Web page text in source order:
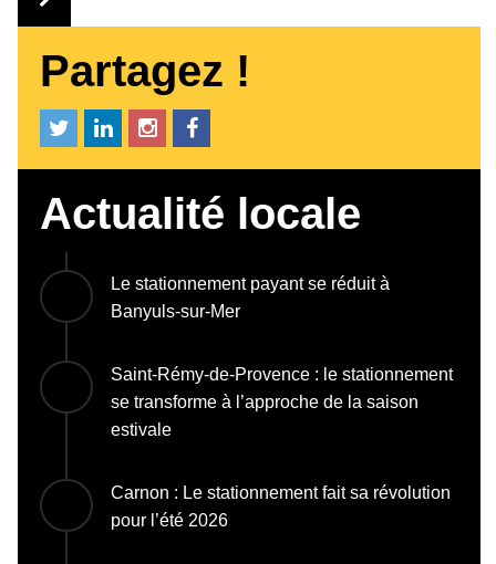
Partagez !
Actualité locale
Le stationnement payant se réduit à
Banyuls-sur-Mer
Saint-Rémy-de-Provence : le stationnement
se transforme à l’approche de la saison
estivale
Carnon : Le stationnement fait sa révolution
pour l’été 2026